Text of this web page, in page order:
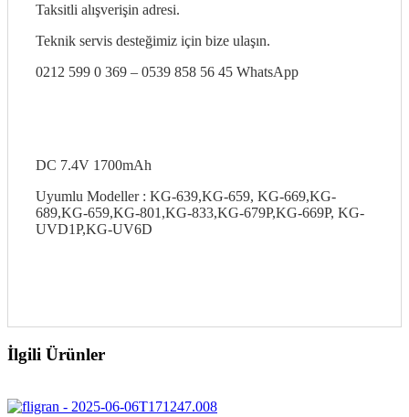
Taksitli alışverişin adresi.
Teknik servis desteğimiz için bize ulaşın.
0212 599 0 369 – 0539 858 56 45 WhatsApp
DC 7.4V 1700mAh
Uyumlu Modeller : KG-639,KG-659, KG-669,KG-
689,KG-659,KG-801,KG-833,KG-679P,KG-669P, KG-
UVD1P,KG-UV6D
İlgili Ürünler